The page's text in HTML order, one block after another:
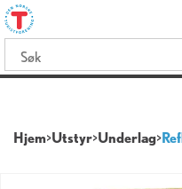
Hjem>Utstyr>Underlag>